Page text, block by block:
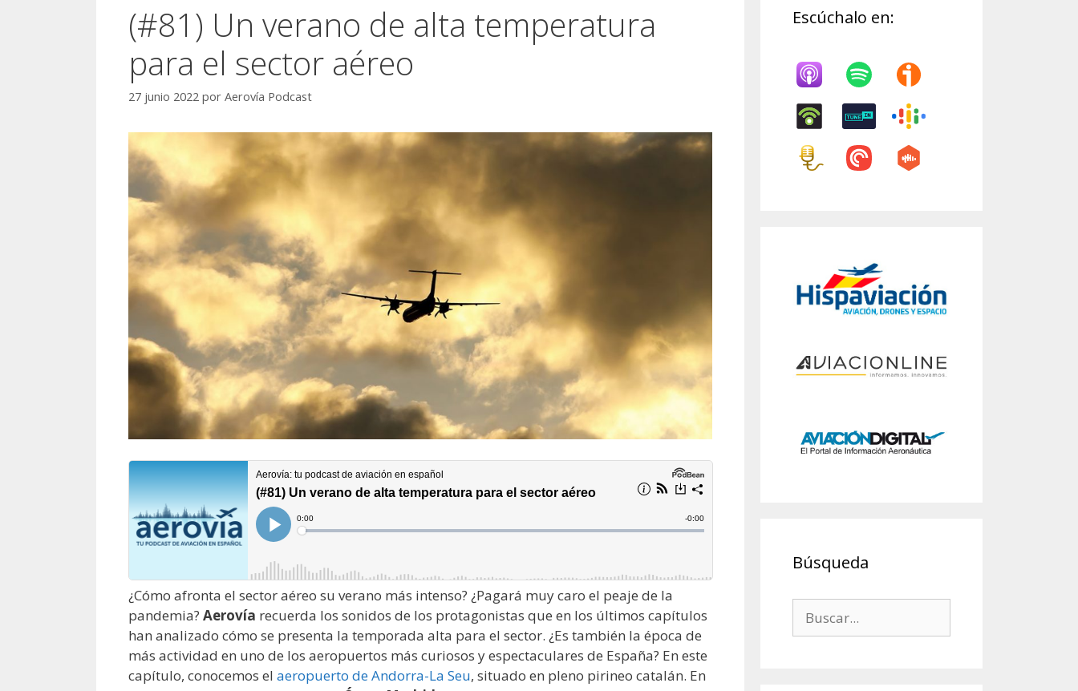
(#81) Un verano de alta temperatura
para el sector aéreo
27 junio 2022 por Aerovía Podcast
¿Cómo afronta el sector aéreo su verano más intenso? ¿Pagará muy caro el peaje de la
pandemia? Aerovía recuerda los sonidos de los protagonistas que en los últimos capítulos
han analizado cómo se presenta la temporada alta para el sector. ¿Es también la época de
más actividad en uno de los aeropuertos más curiosos y espectaculares de España? En este
capítulo, conocemos el aeropuerto de Andorra-La Seu, situado en pleno pirineo catalán. En
Escúchalo en:
Búsqueda